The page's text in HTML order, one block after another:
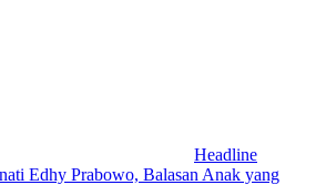
Headline
Edhy Prabowo, Balasan Anak yang